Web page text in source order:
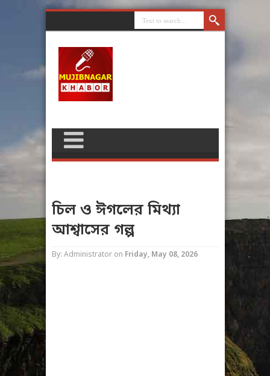
চিল ও ঈগলের মিথ্যা
আশ্বাসের গল্প
By: Administrator on Friday, May 08, 2026